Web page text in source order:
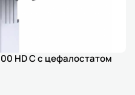
HD C с цефалостатом